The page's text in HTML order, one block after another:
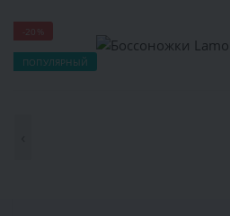
-20%
ПОПУЛЯРНЫЙ